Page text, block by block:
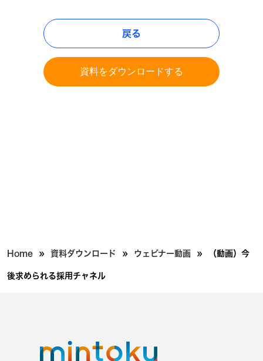
戻る
資料をダウンロードする
Home » 資料ダウンロード » ウェビナー動画 » （動画）今
後求められる採用チャネル